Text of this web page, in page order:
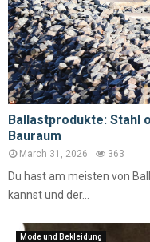
Ballastprodukte: Stahl
Bauraum
March 31, 2026 363
Du hast am meisten von
kannst und der...
Mode und Bekleidung